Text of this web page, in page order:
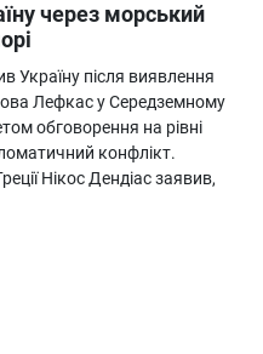
через морський
Україну після виявлення
Лефкас у Середземному
обговорення на рівні
конфлікт.
Нікос Дендіас заявив,